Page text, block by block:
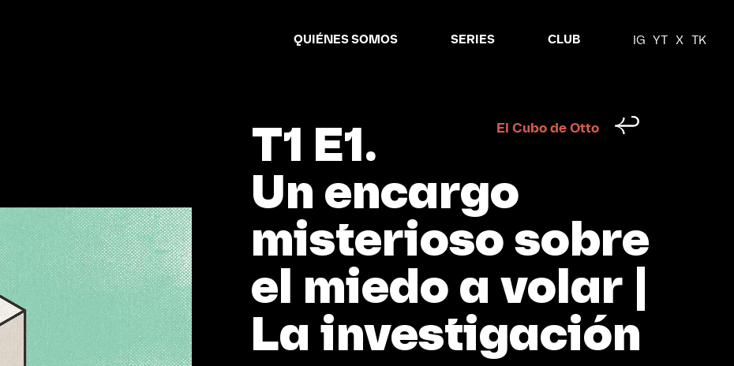
QUIÉNES SOMOS SERIES CLUB IG YT X TK
El Cubo de Otto
T1 E1.
Un encargo
misterioso sobre
el miedo a volar |
La investigación